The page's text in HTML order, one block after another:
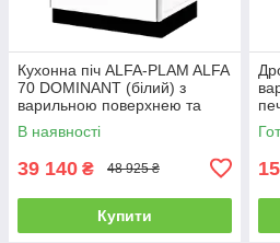
Кухонна піч ALFA-PLAM ALFA
70 DOMINANT (білий) з
варильною поверхнею та
духовкою опалювально-
варильна
В наявності
39 140 ₴ 48 925 ₴
Купити